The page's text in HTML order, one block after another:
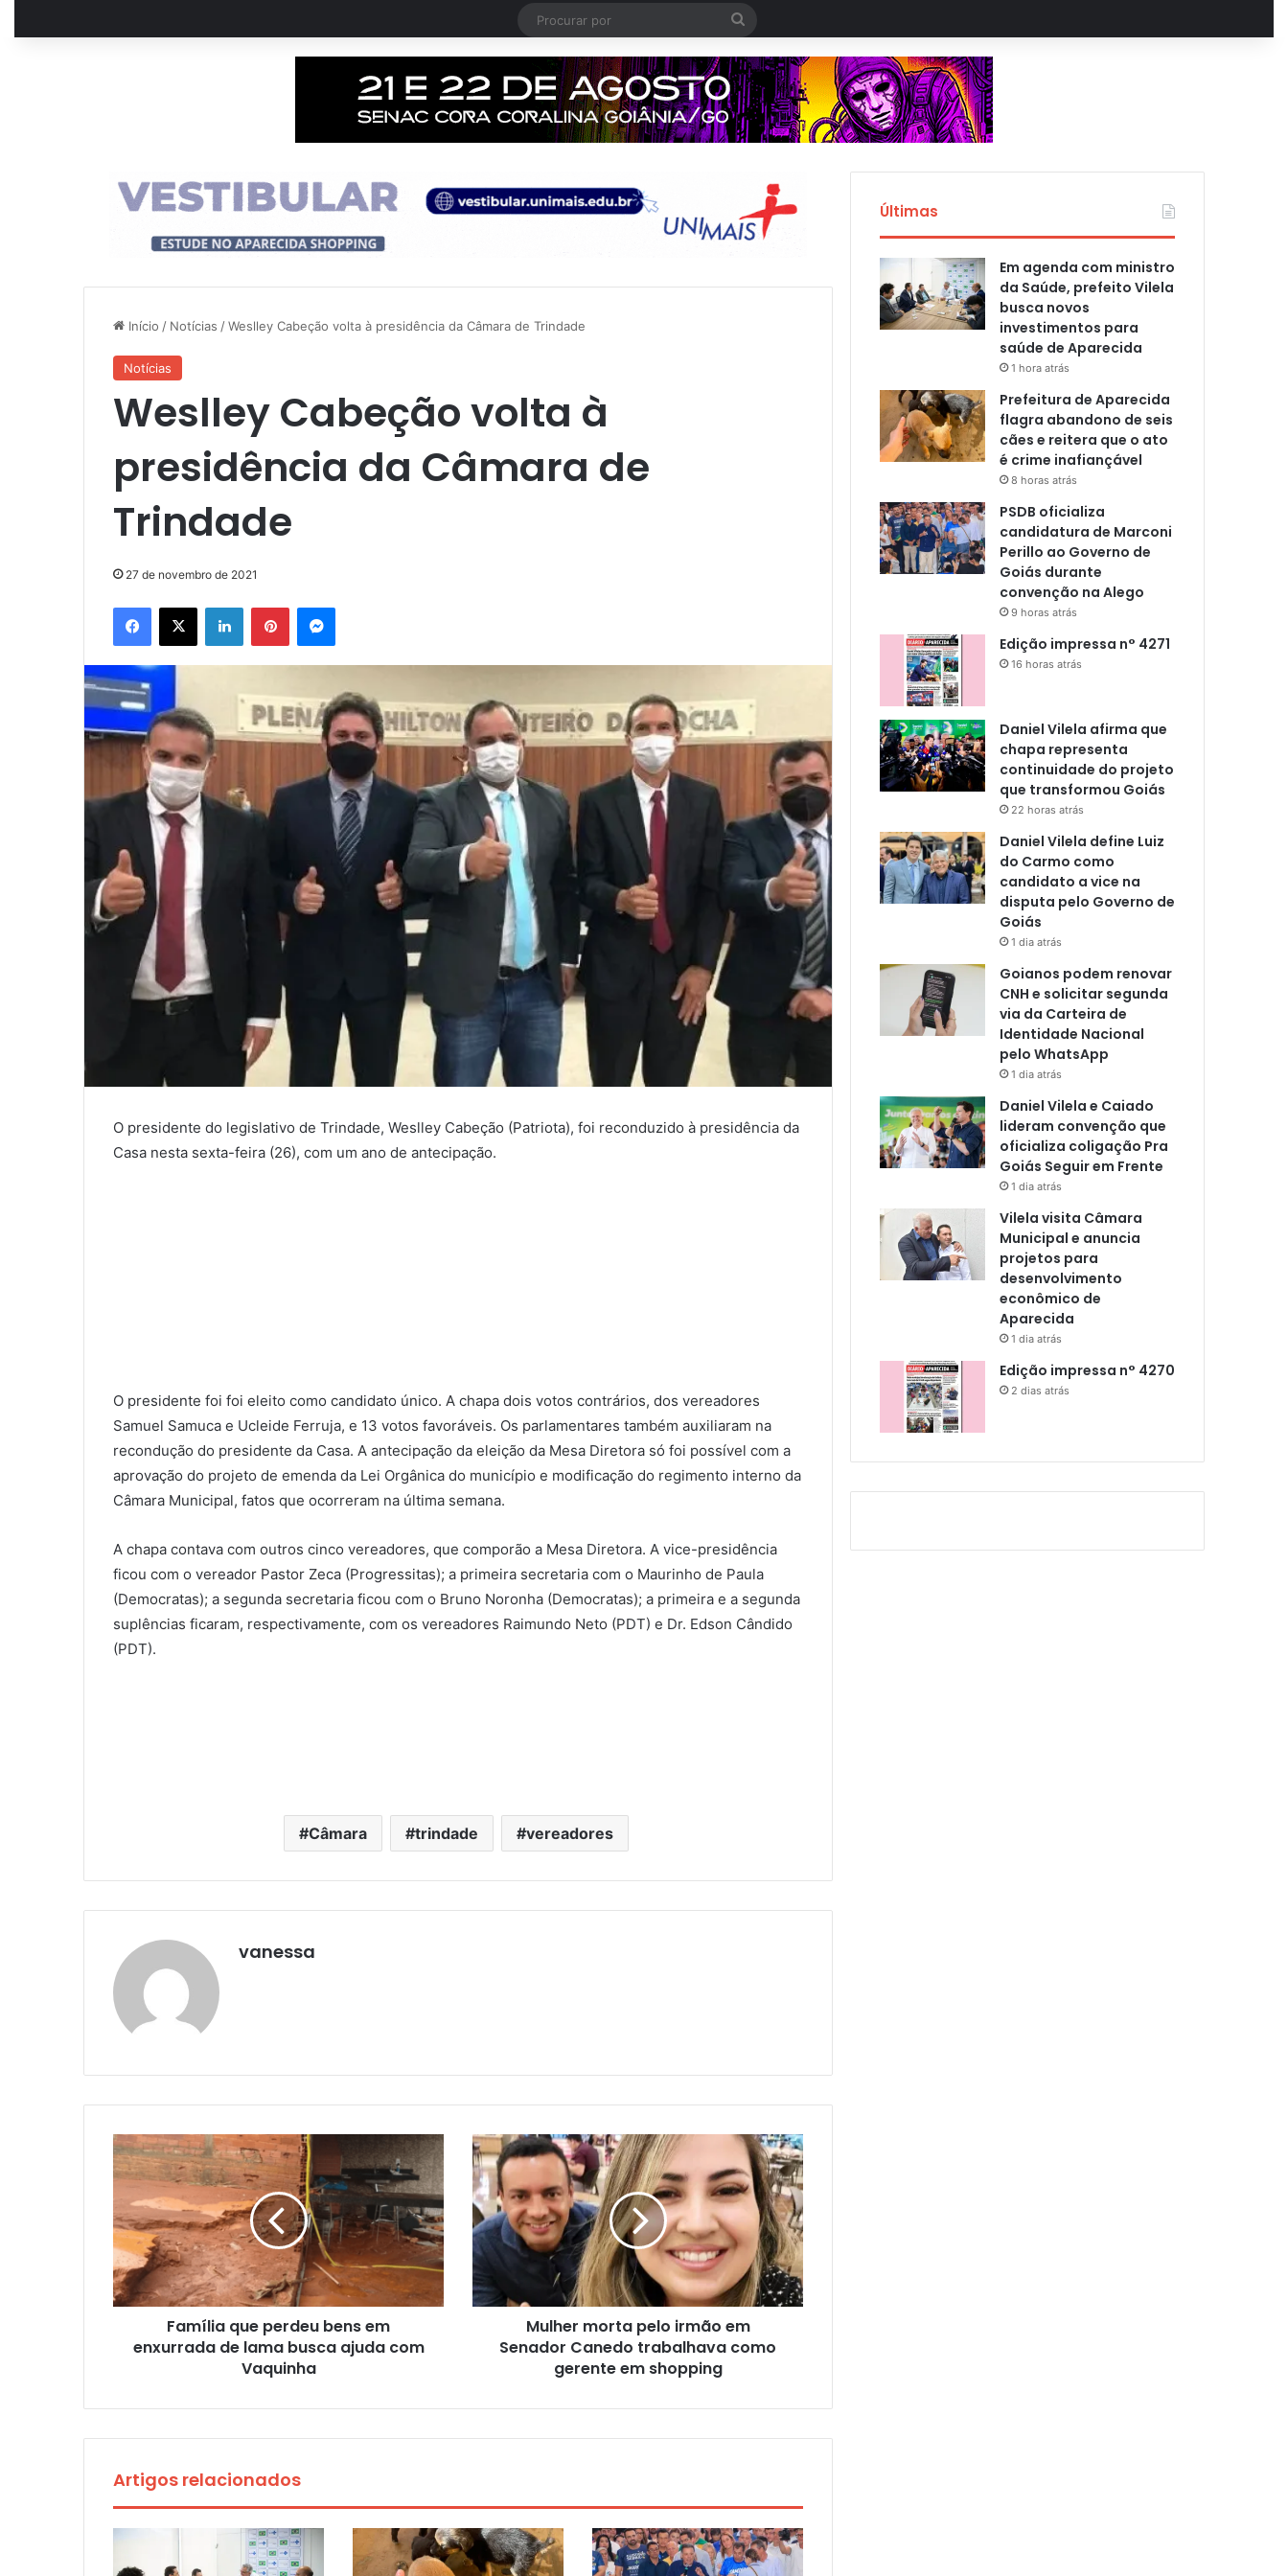
Procurar
por
Início / Notícias /Weslley Cabeção volta à presidência da Câmara de Trindade
Notícias
Weslley Cabeção volta à
presidência da Câmara de
Trindade
27 de novembro de 2021
Facebook
X LinkedinPinterestMessenger
O presidente do legislativo de Trindade, Weslley Cabeção (Patriota), foi reconduzido à presidência da
Casa nesta sexta-feira (26), com um ano de antecipação.
O presidente foi foi eleito como candidato único. A chapa dois votos contrários, dos vereadores
Samuel Samuca e Ucleide Ferruja, e 13 votos favoráveis. Os parlamentares também auxiliaram na
recondução do presidente da Casa. A antecipação da eleição da Mesa Diretora só foi possível com a
aprovação do projeto de emenda da Lei Orgânica do município e modificação do regimento interno da
Câmara Municipal, fatos que ocorreram na última semana.
A chapa contava com outros cinco vereadores, que comporão a Mesa Diretora. A vice-presidência
ficou com o vereador Pastor Zeca (Progressitas); a primeira secretaria com o Maurinho de Paula
(Democratas); a segunda secretaria ficou com o Bruno Noronha (Democratas); a primeira e a segunda
suplências ficaram, respectivamente, com os vereadores Raimundo Neto (PDT) e Dr. Edson Cândido
(PDT).
Câmara trindade vereadores
vanessa
Família que perdeu bens em
enxurrada de lama busca ajuda com
Vaquinha
Mulher morta pelo irmão em
Senador Canedo trabalhava como
gerente em shopping
Artigos relacionados
Últimas
Em agenda com ministro
da Saúde, prefeito Vilela
busca novos
investimentos para
saúde de Aparecida
1 hora atrás
Prefeitura de Aparecida
flagra abandono de seis
cães e reitera que o ato
é crime inafiançável
8 horas atrás
PSDB oficializa
candidatura de Marconi
Perillo ao Governo de
Goiás durante
convenção na Alego
9 horas atrás
Edição impressa n° 4271
16 horas atrás
Daniel Vilela afirma que
chapa representa
continuidade do projeto
que transformou Goiás
22 horas atrás
Daniel Vilela define Luiz
do Carmo como
candidato a vice na
disputa pelo Governo de
Goiás
1 dia atrás
Goianos podem renovar
CNH e solicitar segunda
via da Carteira de
Identidade Nacional
pelo WhatsApp
1 dia atrás
Daniel Vilela e Caiado
lideram convenção que
oficializa coligação Pra
Goiás Seguir em Frente
1 dia atrás
Vilela visita Câmara
Municipal e anuncia
projetos para
desenvolvimento
econômico de
Aparecida
1 dia atrás
Edição impressa n° 4270
2 dias atrás